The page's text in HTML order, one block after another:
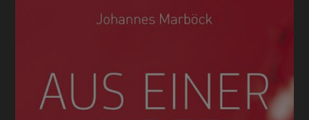
KINDER- & JUGENDBUCH
IDEEN & BEGLEITMATERIAL